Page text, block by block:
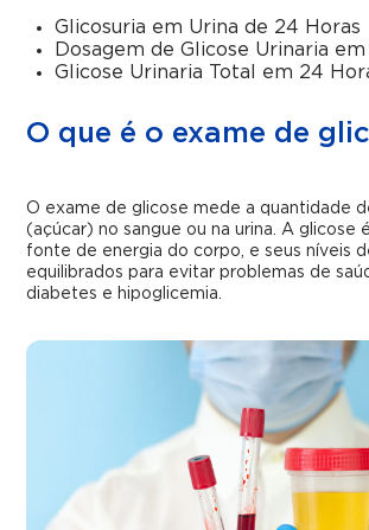
Glicosuria em Urina de 24 Horas
Dosagem de Glicose Urinaria
Glicose Urinaria Total em 24
O que é o exame de
O exame de glicose mede a quantidade
(açúcar) no sangue ou na urina. A glicose
fonte de energia do corpo, e seus níveis
equilibrados para evitar problemas de
diabetes e hipoglicemia.